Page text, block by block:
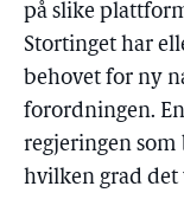
på slike
Stortinget har
behovet for ny
forordningen.
regjeringen
hvilken grad det